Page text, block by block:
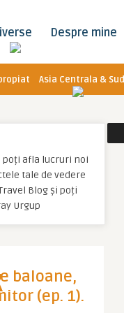
Despre mine
Asia Centrala & Sud
poți afla lucruri noi
tale de vedere
Blog și poți
Urgup
baloane,
(ep. 1).